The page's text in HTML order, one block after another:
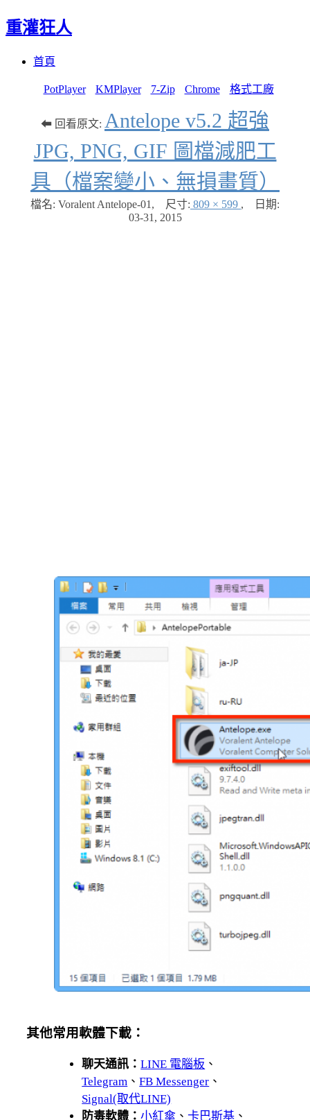
重灌狂人
首頁
PotPlayer KMPlayer 7-Zip Chrome 格式工廠
⬅ 回看原文: Antelope v5.2 超強
JPG, PNG, GIF 圖檔減肥工
具（檔案變小、無損畫質）
檔名: Voralent Antelope-01 , 尺寸: 809 × 599 ,
日期:
03-31, 2015
其他常用軟體下載：
聊天通訊：LINE 電腦板 、
Telegram 、FB Messenger 、
Signal(取代LINE)
防毒軟體：小紅傘 、卡巴斯基 、